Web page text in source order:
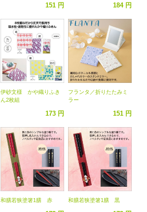
151 円 184 円
伊砂文様 かや織りふき
ん2枚組
173 円
フランタ／折りたたみミ
ラー
151 円
和膳若狭塗箸1膳 赤 和膳若狭塗箸1膳 黒